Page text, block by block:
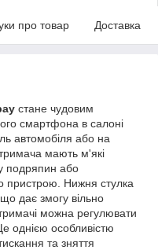
про товар Доставка
стане чудовим
смартфона в салоні
автомобіля або на
мають м'які
подряпин або
пристрою. Нижня стулка
дає змогу вільно
можна регулювати
однією особливістю
та зняття